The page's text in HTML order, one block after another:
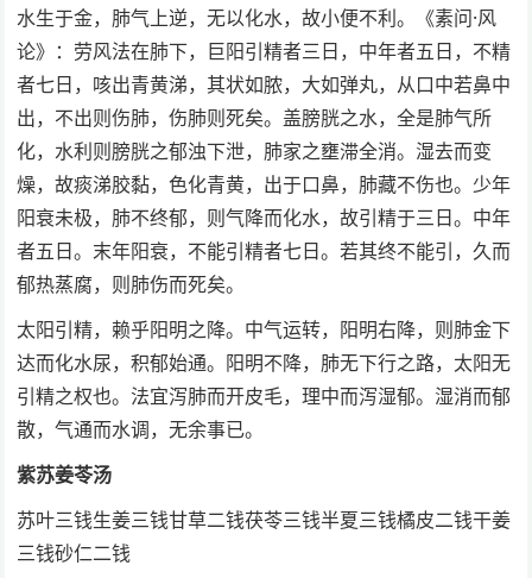
水生于金，肺气上逆，无以化水，故小便不利。《素问·风
论》：劳风法在肺下，巨阳引精者三日，中年者五日，不精
者七日，咳出青黄涕，其状如脓，大如弹丸，从口中若鼻中
出，不出则伤肺，伤肺则死矣。盖膀胱之水，全是肺气所
化，水利则膀胱之郁浊下泄，肺家之壅滞全消。湿去而变
燥，故痰涕胶黏，色化青黄，出于口鼻，肺藏不伤也。少年
阳衰未极，肺不终郁，则气降而化水，故引精于三日。中年
者五日。末年阳衰，不能引精者七日。若其终不能引，久而
郁热蒸腐，则肺伤而死矣。
太阳引精，赖乎阳明之降。中气运转，阳明右降，则肺金下
达而化水尿，积郁始通。阳明不降，肺无下行之路，太阳无
引精之权也。法宜泻肺而开皮毛，理中而泻湿郁。湿消而郁
散，气通而水调，无余事已。
紫苏姜苓汤
苏叶三钱生姜三钱甘草二钱茯苓三钱半夏三钱橘皮二钱干姜
三钱砂仁二钱